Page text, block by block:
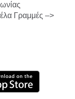
Γραμμές –>